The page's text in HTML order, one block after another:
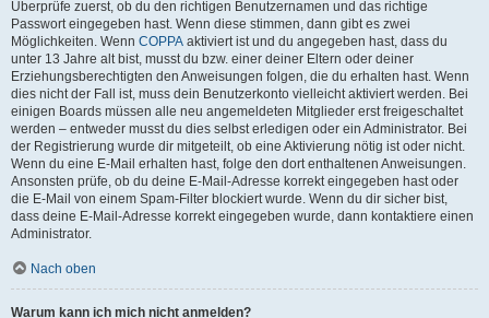
Überprüfe zuerst, ob du den richtigen Benutzernamen und das richtige
Passwort eingegeben hast. Wenn diese stimmen, dann gibt es zwei
Möglichkeiten. Wenn COPPA aktiviert ist und du angegeben hast, dass du
unter 13 Jahre alt bist, musst du bzw. einer deiner Eltern oder deiner
Erziehungsberechtigten den Anweisungen folgen, die du erhalten hast. Wenn
dies nicht der Fall ist, muss dein Benutzerkonto vielleicht aktiviert werden. Bei
einigen Boards müssen alle neu angemeldeten Mitglieder erst freigeschaltet
werden – entweder musst du dies selbst erledigen oder ein Administrator. Bei
der Registrierung wurde dir mitgeteilt, ob eine Aktivierung nötig ist oder nicht.
Wenn du eine E-Mail erhalten hast, folge den dort enthaltenen Anweisungen.
Ansonsten prüfe, ob du deine E-Mail-Adresse korrekt eingegeben hast oder
die E-Mail von einem Spam-Filter blockiert wurde. Wenn du dir sicher bist,
dass deine E-Mail-Adresse korrekt eingegeben wurde, dann kontaktiere einen
Administrator.
Nach oben
Warum kann ich mich nicht anmelden?